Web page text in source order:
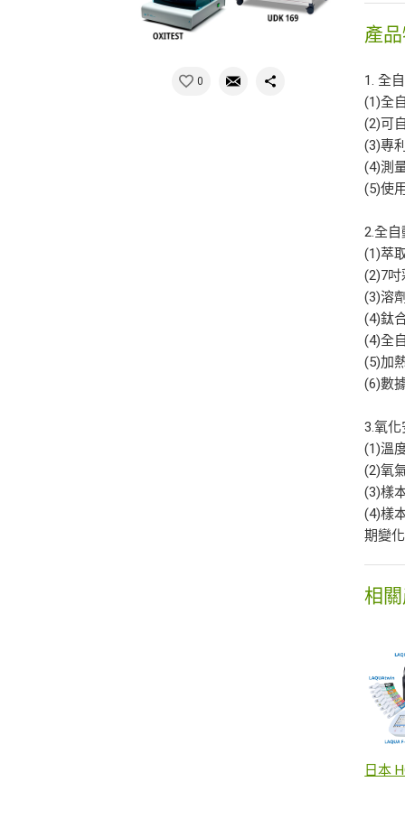
0
產
1. 全
(1)全
(2)可
(3)專
(4)測
(5)使
2.全
(1)萃
(2)7
(3)溶
(4)鈦
(4)全
(5)加
(6)數
3.氧化
(1)溫
(2)氧
(3)樣
(4)樣
期變
相